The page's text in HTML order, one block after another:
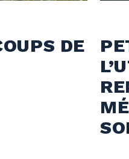
DE